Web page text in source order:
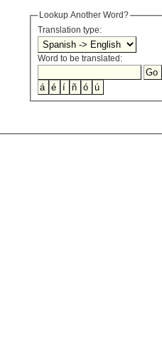
Lookup Another Word?
Translation type:
Word to be translated: